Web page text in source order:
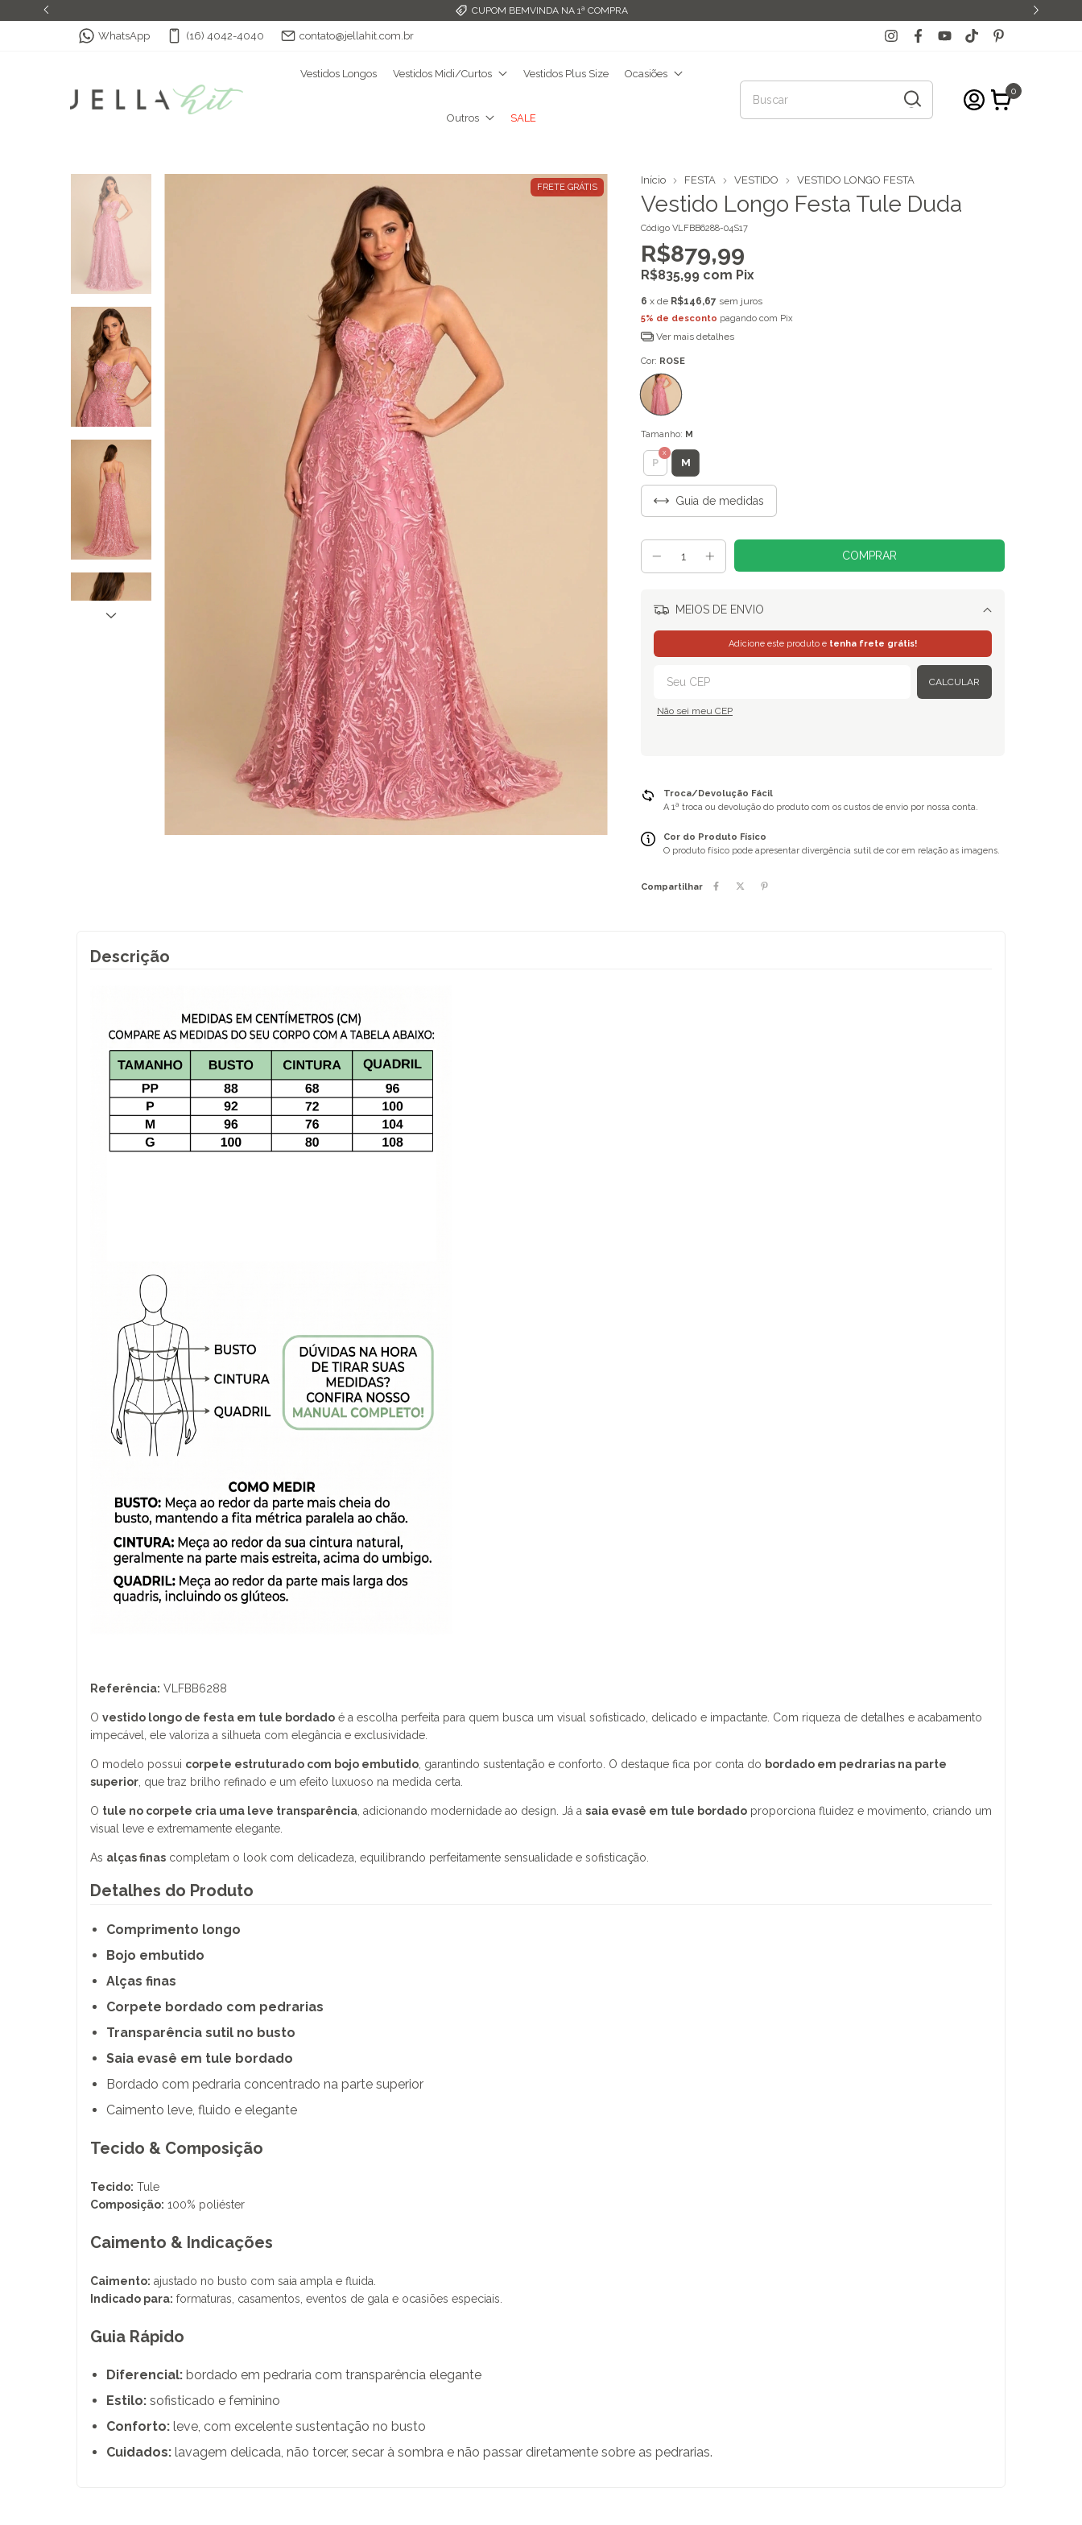
FRETE GRÁTIS ACIMA DE R$349,99
WhatsApp (16) 4042-4040 contato@jellahit.com.br
Vestidos Longos Vestidos Midi/Curtos Vestidos Plus Size Ocasiões
Outros SALE
0
FRETE GRÁTIS
Início FESTA VESTIDO VESTIDO LONGO FESTA
Vestido Longo Festa Tule Duda
Código VLFBB6288-04S17
R$879,99
R$835,99 com Pix
6 x de R$146,67 sem juros
5% de desconto pagando com Pix
Ver mais detalhes
Cor: ROSE
Tamanho: M
P M
Guia de medidas
MEIOS DE ENVIO
Alterar CEP
Adicione este produto e tenha frete grátis!
CALCULAR
Não sei meu CEP
Troca/Devolução Fácil
A 1ª troca ou devolução do produto com os custos de envio por nossa conta.
Cor do Produto Físico
O produto físico pode apresentar divergência sutil de cor em relação as imagens.
Compartilhar
Descrição
Referência: VLFBB6288
O vestido longo de festa em tule bordado é a escolha perfeita para quem busca um visual sofisticado, delicado e impactante. Com riqueza de detalhes e acabamento
impecável, ele valoriza a silhueta com elegância e exclusividade.
O modelo possui corpete estruturado com bojo embutido, garantindo sustentação e conforto. O destaque fica por conta do bordado em pedrarias na parte
superior, que traz brilho refinado e um efeito luxuoso na medida certa.
O tule no corpete cria uma leve transparência, adicionando modernidade ao design. Já a saia evasê em tule bordado proporciona fluidez e movimento, criando um
visual leve e extremamente elegante.
As alças finas completam o look com delicadeza, equilibrando perfeitamente sensualidade e sofisticação.
Detalhes do Produto
Comprimento longo
Bojo embutido
Alças finas
Corpete bordado com pedrarias
Transparência sutil no busto
Saia evasê em tule bordado
Bordado com pedraria concentrado na parte superior
Caimento leve, fluido e elegante
Tecido & Composição
Tecido: Tule
Composição: 100% poliéster
Caimento & Indicações
Caimento: ajustado no busto com saia ampla e fluida.
Indicado para: formaturas, casamentos, eventos de gala e ocasiões especiais.
Guia Rápido
Diferencial: bordado em pedraria com transparência elegante
Estilo: sofisticado e feminino
Conforto: leve, com excelente sustentação no busto
Cuidados: lavagem delicada, não torcer, secar à sombra e não passar diretamente sobre as pedrarias.